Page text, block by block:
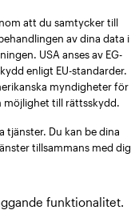
att du samtycker till
av dina data i
USA anses av EG-
enligt EU-standarder.
myndigheter för
till rättsskydd.
tjänster. Du kan be dina
tillsammans med dig.
funktionalitet.